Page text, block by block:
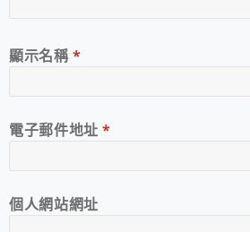
顯示名稱*
電子郵件地址*
個人網站網址